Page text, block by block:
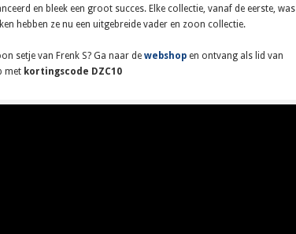
en bleek een groot succes. Elke collectie, vanaf de eerste, was
hebben ze nu een uitgebreide vader en zoon collectie.
setje van Frenk S? Ga naar dewebshop en ontvang als lid van
met kortingscode DZC10